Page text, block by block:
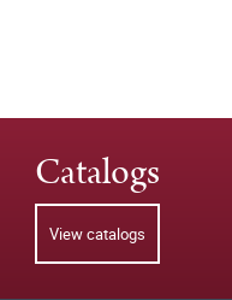
Catalogs
View catalogs